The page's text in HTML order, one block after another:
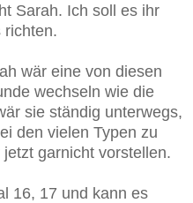
Sarah. Ich soll es ihr
richten.
wär eine von diesen
wechseln wie die
sie ständig unterwegs,
den vielen Typen zu
garnicht vorstellen.
16, 17 und kann es